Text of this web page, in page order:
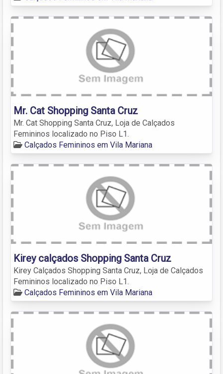
Mr. Cat Shopping Santa Cruz
Mr. Cat Shopping Santa Cruz, Loja de Calçados
Femininos localizado no Piso L1.
Calçados Femininos em Vila Mariana
Kirey calçados Shopping Santa Cruz
Kirey Calçados Shopping Santa Cruz, Loja de Calçados
Femininos localizado no Piso L1.
Calçados Femininos em Vila Mariana